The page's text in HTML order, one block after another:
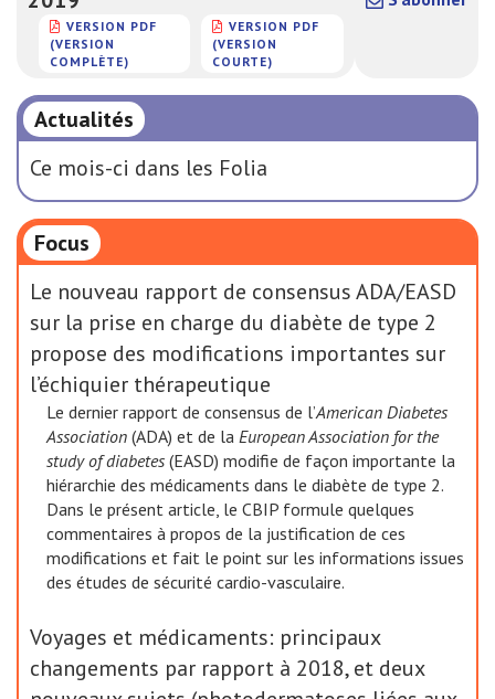
VERSION PDF
(VERSION
COMPLÈTE)
VERSION PDF
(VERSION
COURTE)
Actualités
Ce mois-ci dans les Folia
Focus
Le nouveau rapport de consensus ADA/EASD
sur la prise en charge du diabète de type 2
propose des modifications importantes sur
l’échiquier thérapeutique
Le dernier rapport de consensus de l’American Diabetes
Association (ADA) et de la European Association for the
study of diabetes (EASD) modifie de façon importante la
hiérarchie des médicaments dans le diabète de type 2.
Dans le présent article, le CBIP formule quelques
commentaires à propos de la justification de ces
modifications et fait le point sur les informations issues
des études de sécurité cardio-vasculaire.
Voyages et médicaments: principaux
changements par rapport à 2018, et deux